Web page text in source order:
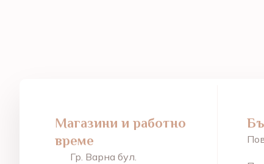
Магазини и работно
време
Гр. Варна бул.